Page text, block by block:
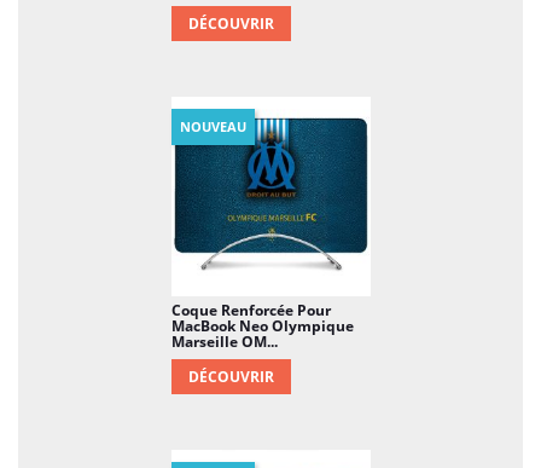
DÉCOUVRIR
Coque Renforcée Pour
MacBook Neo Olympique
Marseille OM...
DÉCOUVRIR
NOUVEAU